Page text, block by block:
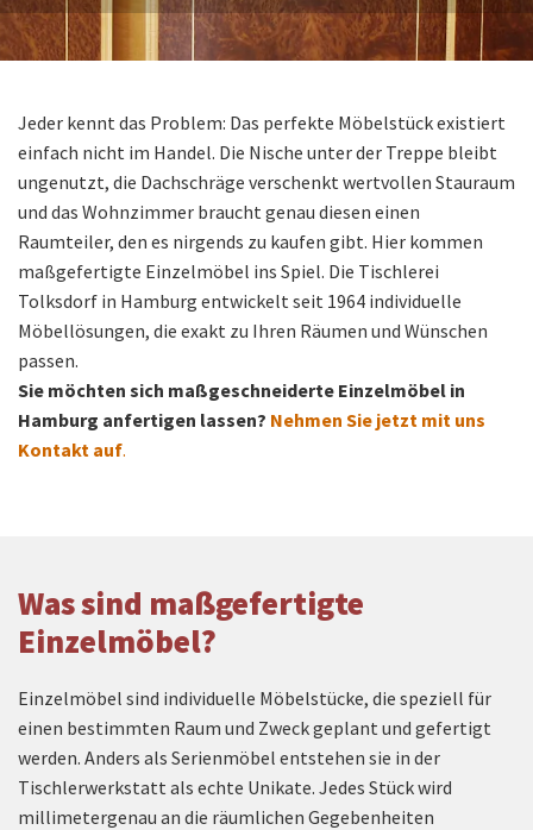
Jeder kennt das Problem: Das perfekte Möbelstück existiert
einfach nicht im Handel. Die Nische unter der Treppe bleibt
ungenutzt, die Dachschräge verschenkt wertvollen Stauraum
und das Wohnzimmer braucht genau diesen einen
Raumteiler, den es nirgends zu kaufen gibt. Hier kommen
maßgefertigte Einzelmöbel ins Spiel. Die Tischlerei
Tolksdorf in Hamburg entwickelt seit 1964 individuelle
Möbellösungen, die exakt zu Ihren Räumen und Wünschen
passen.
Sie möchten sich maßgeschneiderte Einzelmöbel in
Hamburg anfertigen lassen? Nehmen Sie jetzt mit uns
Kontakt auf.
Was sind maßgefertigte
Einzelmöbel?
Einzelmöbel sind individuelle Möbelstücke, die speziell für
einen bestimmten Raum und Zweck geplant und gefertigt
werden. Anders als Serienmöbel entstehen sie in der
Tischlerwerkstatt als echte Unikate. Jedes Stück wird
millimetergenau an die räumlichen Gegebenheiten